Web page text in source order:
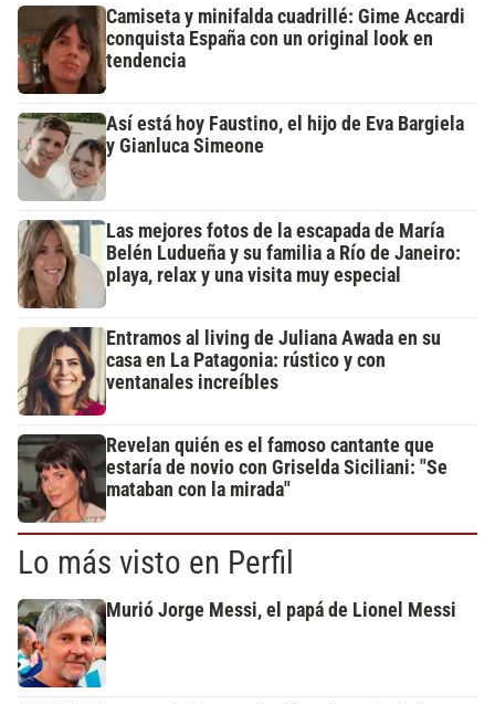
Camiseta y minifalda cuadrillé: Gime Accardi
conquista España con un original look en
tendencia
Así está hoy Faustino, el hijo de Eva Bargiela
y Gianluca Simeone
Las mejores fotos de la escapada de María
Belén Ludueña y su familia a Río de Janeiro:
playa, relax y una visita muy especial
Entramos al living de Juliana Awada en su
casa en La Patagonia: rústico y con
ventanales increíbles
Revelan quién es el famoso cantante que
estaría de novio con Griselda Siciliani: "Se
mataban con la mirada"
Lo más visto en Perfil
Murió Jorge Messi, el papá de Lionel Messi